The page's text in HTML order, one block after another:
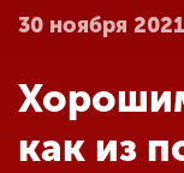
30 ноября 2021
как из